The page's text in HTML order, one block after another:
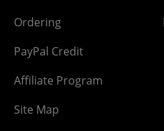
Ordering
PayPal Credit
Affiliate Program
Site Map